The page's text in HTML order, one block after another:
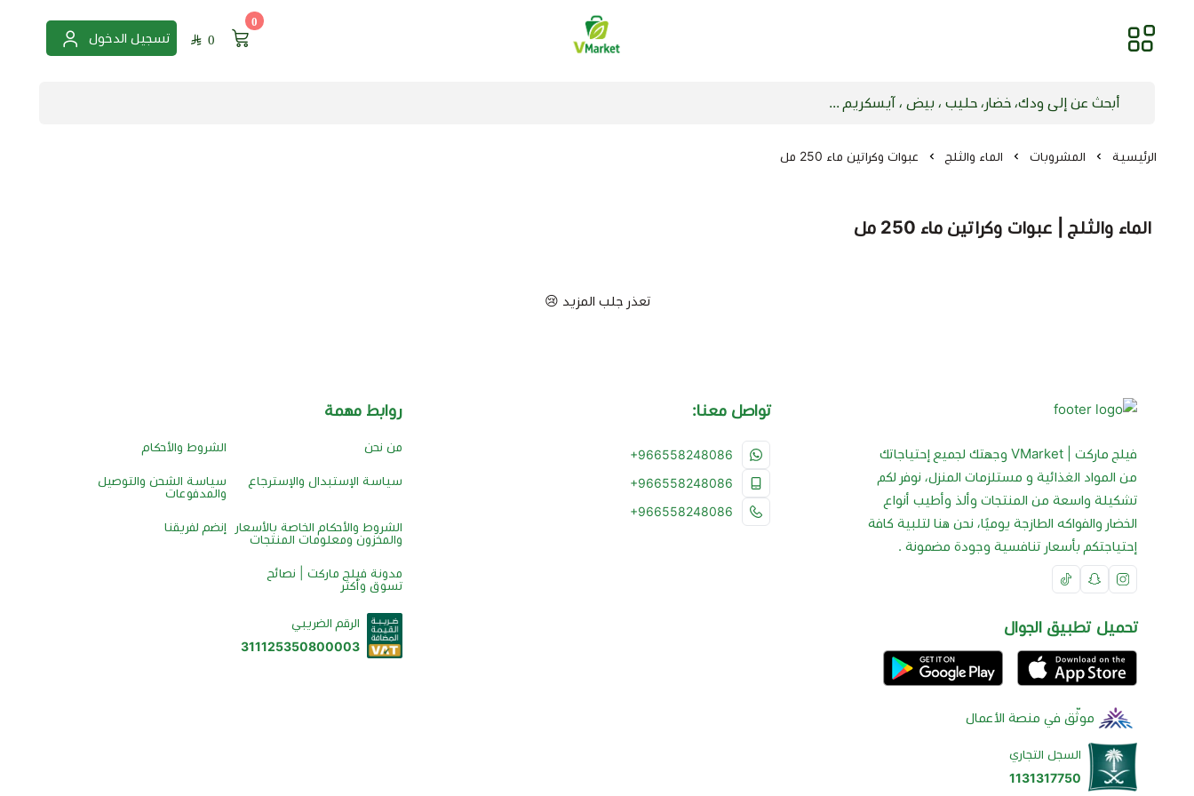
فيلج ماركت | VMarket
0
0 تسجيل الدخول
الرئيسية المشروبات الماء والثلج عبوات وكراتين ماء 250 مل
الماء والثلج | عبوات وكراتين ماء 250 مل
تعذر جلب المزيد 😢
فيلج ماركت | VMarket وجهتك لجميع إحتياجاتك
من المواد الغذائية و مستلزمات المنزل، نوفر لكم
تشكيلة واسعة من المنتجات وألذ وأطيب أنواع
الخضار والفواكه الطازجة يوميًا، نحن هنا لتلبية كافة
إحتياجتكم بأسعار تنافسية وجودة مضمونة .
تحميل تطبيق الجوال
موثّق في منصة الأعمال
السجل التجاري
1131317750
تواصل معنا:
+966558248086
+966558248086
+966558248086
روابط مهمة
من نحن الشروط والأحكام
سياسة الإستبدال والإسترجاع
سياسة الشحن والتوصيل
والمدفوعات
الشروط والأحكام الخاصة بالأسعار
والمخزون ومعلومات المنتجات
إنضم لفريقنا
مدونة فيلج ماركت | نصائح
تسوق وأكثر
الرقم الضريبي
311125350800003